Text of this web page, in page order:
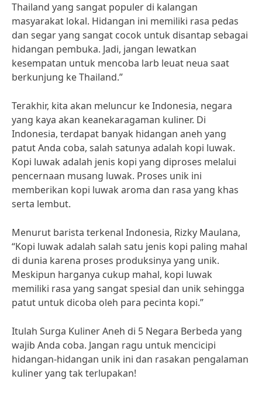
Thailand yang sangat populer di kalangan
masyarakat lokal. Hidangan ini memiliki rasa pedas
dan segar yang sangat cocok untuk disantap sebagai
hidangan pembuka. Jadi, jangan lewatkan
kesempatan untuk mencoba larb leuat neua saat
berkunjung ke Thailand.”
Terakhir, kita akan meluncur ke Indonesia, negara
yang kaya akan keanekaragaman kuliner. Di
Indonesia, terdapat banyak hidangan aneh yang
patut Anda coba, salah satunya adalah kopi luwak.
Kopi luwak adalah jenis kopi yang diproses melalui
pencernaan musang luwak. Proses unik ini
memberikan kopi luwak aroma dan rasa yang khas
serta lembut.
Menurut barista terkenal Indonesia, Rizky Maulana,
“Kopi luwak adalah salah satu jenis kopi paling mahal
di dunia karena proses produksinya yang unik.
Meskipun harganya cukup mahal, kopi luwak
memiliki rasa yang sangat spesial dan unik sehingga
patut untuk dicoba oleh para pecinta kopi.”
Itulah Surga Kuliner Aneh di 5 Negara Berbeda yang
wajib Anda coba. Jangan ragu untuk mencicipi
hidangan-hidangan unik ini dan rasakan pengalaman
kuliner yang tak terlupakan!